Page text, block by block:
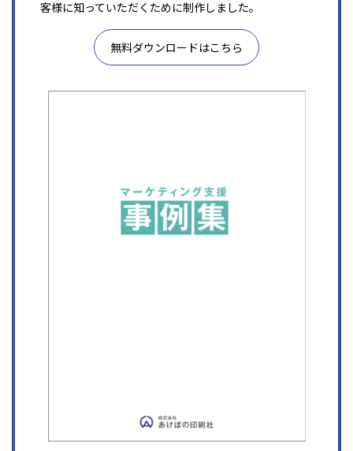
客様に知っていただくために制作しました。
無料ダウンロードはこちら